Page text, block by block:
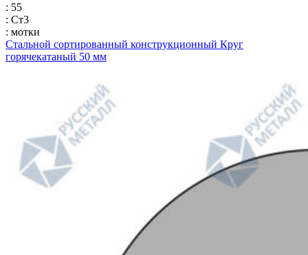
: 55
: Ст3
: мотки
Стальной сортированный конструкционный Круг
горячекатаный 50 мм